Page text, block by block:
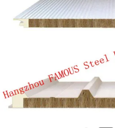
PLAN
PRIVACY
POLICY